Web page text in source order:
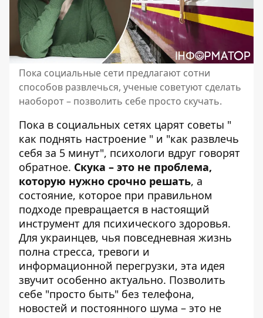
Пока социальные сети предлагают сотни
способов развлечься, ученые советуют сделать
наоборот – позволить себе просто скучать.
Пока в социальных сетях царят советы "
как поднять настроение " и "как развлечь
себя за 5 минут", психологи вдруг говорят
обратное. Скука – это не проблема,
которую нужно срочно решать, а
состояние, которое при правильном
подходе превращается в настоящий
инструмент для психического здоровья.
Для украинцев, чья повседневная жизнь
полна стресса, тревоги и
информационной перегрузки, эта идея
звучит особенно актуально. Позволить
себе "просто быть" без телефона,
новостей и постоянного шума – это не